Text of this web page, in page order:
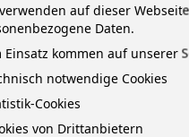
auf dieser
Daten.
Einsatz kommen auf unserer
notwendige Cookies
Cookies
von Drittanbietern